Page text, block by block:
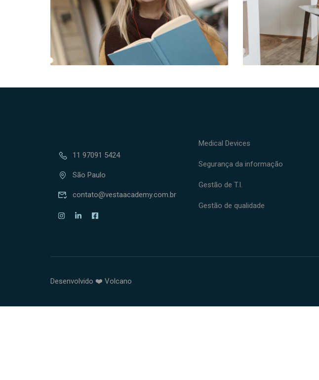
11 97091 5424
São Paulo
contato@vestaacademy.com.br
Medical Devices
Segurança da informação
Gestão de T.I.
Gestão de qualidade
Desenvolvido ❤️ Volcano